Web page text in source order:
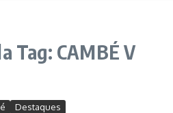
Tag: CAMBÉ V
Destaques